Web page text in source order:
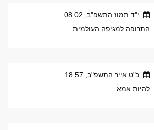
י"ד תמוז התשפ"ב, 08:02
התרופה למגיפה העולמית
כ"ט אייר התשפ"ב, 18:57
להיות אמא